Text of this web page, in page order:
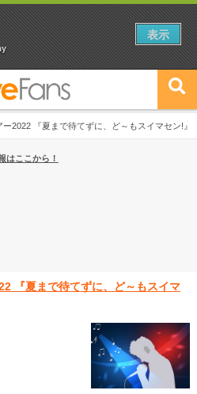
2022 『夏まで待てずに、ど～もスイマセン!』
年上半期編発表！
はここから！
『夏まで待てずに、ど～もスイマ
表示